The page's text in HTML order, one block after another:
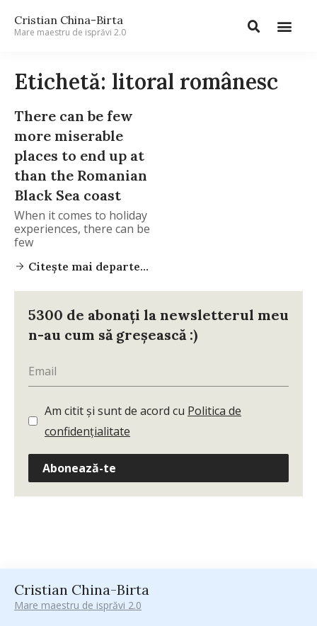
Cristian China-Birta
Mare maestru de isprăvi 2.0
Etichetă: litoral românesc
There can be few
more miserable
places to end up at
than the Romanian
Black Sea coast
When it comes to holiday
experiences, there can be
few
Citește mai departe...
5300 de abonați la newsletterul meu
n-au cum să greșească :)
Am citit și sunt de acord cu Politica de
confidențialitate
Abonează-te
Cristian China-Birta
Mare maestru de isprăvi 2.0